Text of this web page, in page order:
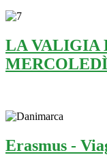
LA VALIGIA
Erasmus -